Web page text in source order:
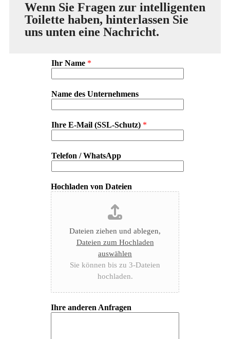
Wenn Sie Fragen zur intelligenten
Toilette haben, hinterlassen Sie
uns unten eine Nachricht.
Ihr Name *
Name des Unternehmens
Ihre E-Mail (SSL-Schutz) *
Telefon / WhatsApp
Hochladen von Dateien
Dateien ziehen und ablegen,
Dateien zum Hochladen
auswählen
Sie können bis zu 3-Dateien
hochladen.
Ihre anderen Anfragen